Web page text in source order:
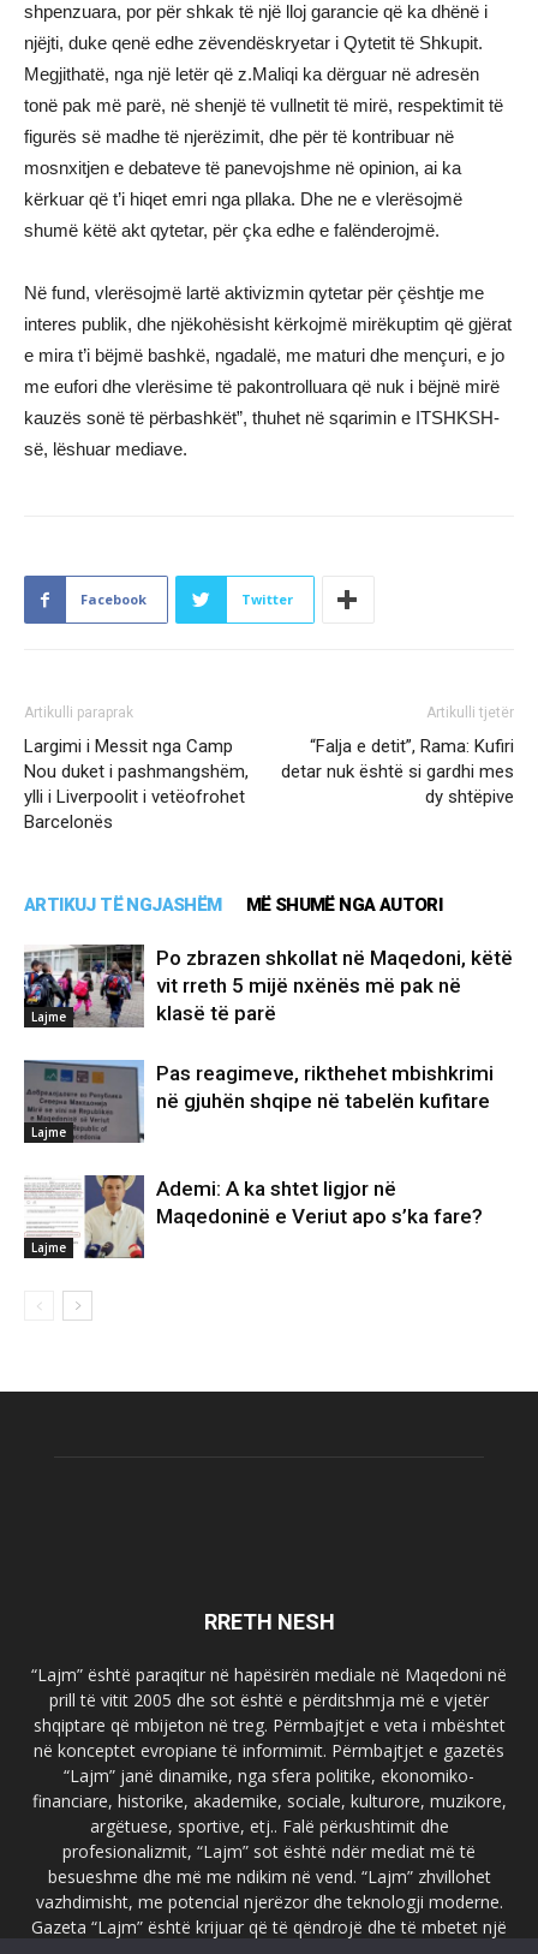
shpenzuara, por për shkak të një lloj garancie që ka dhënë i
njëjti, duke qenë edhe zëvendëskryetar i Qytetit të Shkupit.
Megjithatë, nga një letër që z.Maliqi ka dërguar në adresën
tonë pak më parë, në shenjë të vullnetit të mirë, respektimit të
figurës së madhe të njerëzimit, dhe për të kontribuar në
mosnxitjen e debateve të panevojshme në opinion, ai ka
kërkuar që t’i hiqet emri nga pllaka. Dhe ne e vlerësojmë
shumë këtë akt qytetar, për çka edhe e falënderojmë.
Në fund, vlerësojmë lartë aktivizmin qytetar për çështje me
interes publik, dhe njëkohësisht kërkojmë mirëkuptim që gjërat
e mira t’i bëjmë bashkë, ngadalë, me maturi dhe mençuri, e jo
me eufori dhe vlerësime të pakontrolluara që nuk i bëjnë mirë
kauzës sonë të përbashkët”, thuhet në sqarimin e ITSHKSH-
së, lëshuar mediave.
Facebook Twitter
Artikulli paraprak
Largimi i Messit nga Camp
Nou duket i pashmangshëm,
ylli i Liverpoolit i vetëofrohet
Barcelonës
Artikulli tjetër
“Falja e detit”, Rama: Kufiri
detar nuk është si gardhi mes
dy shtëpive
ARTIKUJ TË NGJASHËM MË SHUMË NGA AUTORI
Lajme
Po zbrazen shkollat në Maqedoni, këtë
vit rreth 5 mijë nxënës më pak në
klasë të parë
Lajme
Pas reagimeve, rikthehet mbishkrimi
në gjuhën shqipe në tabelën kufitare
Lajme
Ademi: A ka shtet ligjor në
Maqedoninë e Veriut apo s’ka fare?
RRETH NESH
“Lajm” është paraqitur në hapësirën mediale në Maqedoni në
prill të vitit 2005 dhe sot është e përditshmja më e vjetër
shqiptare që mbijeton në treg. Përmbajtjet e veta i mbështet
në konceptet evropiane të informimit. Përmbajtjet e gazetës
“Lajm” janë dinamike, nga sfera politike, ekonomiko-
financiare, historike, akademike, sociale, kulturore, muzikore,
argëtuese, sportive, etj.. Falë përkushtimit dhe
profesionalizmit, “Lajm” sot është ndër mediat më të
besueshme dhe më me ndikim në vend. “Lajm” zhvillohet
vazhdimisht, me potencial njerëzor dhe teknologji moderne.
Gazeta “Lajm” është krijuar që të qëndrojë dhe të mbetet një